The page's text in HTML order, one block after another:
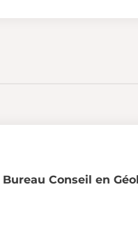
Bureau Conseil en